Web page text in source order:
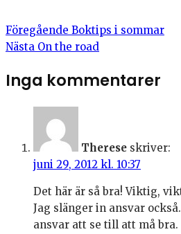
Föregående Boktips i sommar
Nästa On the road
Inga kommentarer
Therese skriver:
juni 29, 2012 kl. 10:37
Det här är så bra! Viktig,
Jag slänger in ansvar
ansvar att se till att må